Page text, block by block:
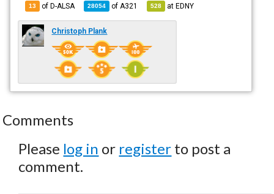
13 of D-ALSA 28054 of A321 528 atEDNY
Christoph Plank
Comments
Please log in or register to post a
comment.